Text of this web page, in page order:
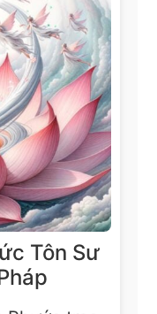
Tôn Sư